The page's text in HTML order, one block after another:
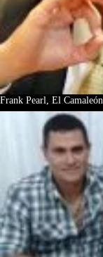
Frank Pearl, El Camaleón